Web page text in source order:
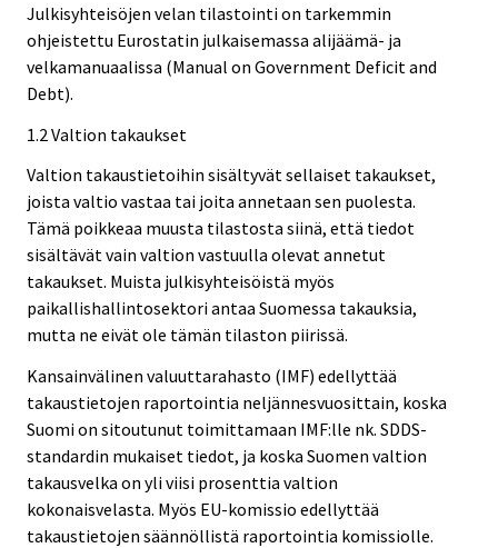
Julkisyhteisöjen velan tilastointi on tarkemmin
ohjeistettu Eurostatin julkaisemassa alijäämä- ja
velkamanuaalissa (Manual on Government Deficit and
Debt).
1.2 Valtion takaukset
Valtion takaustietoihin sisältyvät sellaiset takaukset,
joista valtio vastaa tai joita annetaan sen puolesta.
Tämä poikkeaa muusta tilastosta siinä, että tiedot
sisältävät vain valtion vastuulla olevat annetut
takaukset. Muista julkisyhteisöistä myös
paikallishallintosektori antaa Suomessa takauksia,
mutta ne eivät ole tämän tilaston piirissä.
Kansainvälinen valuuttarahasto (IMF) edellyttää
takaustietojen raportointia neljännesvuosittain, koska
Suomi on sitoutunut toimittamaan IMF:lle nk. SDDS-
standardin mukaiset tiedot, ja koska Suomen valtion
takausvelka on yli viisi prosenttia valtion
kokonaisvelasta. Myös EU-komissio edellyttää
takaustietojen säännöllistä raportointia komissiolle.